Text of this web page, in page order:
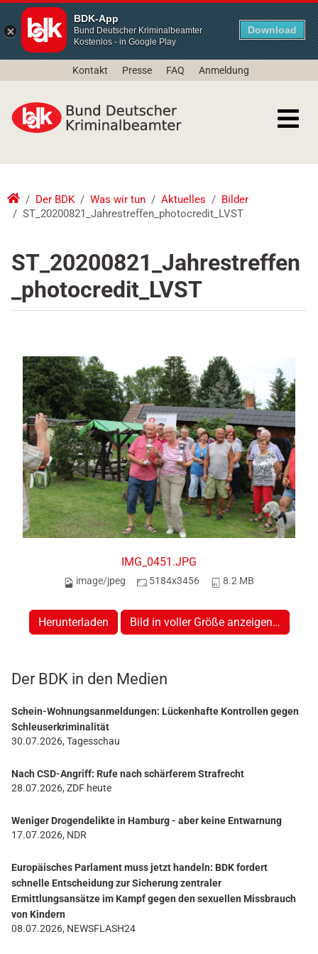
BDK-App
Bund Deutscher Kriminalbeamter
Kostenlos - in Google Play
Download
Kontakt Presse FAQ Anmeldung
Der BDK Was wir tun Aktuelles
Bilder
ST_20200821_Jahrestreffen_photocredit_LVST
ST_20200821_Jahrestreffen
_photocredit_LVST
IMG_0451.JPG
image/jpeg 5184x3456 8.2 MB
Herunterladen Bild in voller Größe anzeigen…
Der BDK in den Medien
Schein-Wohnungsanmeldungen: Lückenhafte Kontrollen gegen
Schleuserkriminalität
30.07.2026, Tagesschau
Nach CSD-Angriff: Rufe nach schärferem Strafrecht
28.07.2026, ZDF heute
Weniger Drogendelikte in Hamburg - aber keine Entwarnung
17.07.2026, NDR
Europäisches Parlament muss jetzt handeln: BDK fordert
schnelle Entscheidung zur Sicherung zentraler
Ermittlungsansätze im Kampf gegen den sexuellen Missbrauch
von Kindern
08.07.2026, NEWSFLASH24